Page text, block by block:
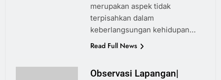
merupakan aspek tidak
terpisahkan dalam
keberlangsungan kehidupan…
Read Full News
Observasi Lapangan|